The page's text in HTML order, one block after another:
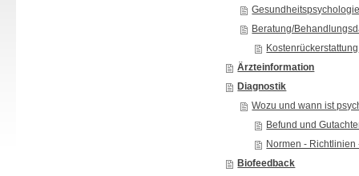
Beratung/
Kostenrückerstattung
Ärzteinformation
Diagnostik
Wozu und wann ist
Befund und
Normen -
Biofeedback